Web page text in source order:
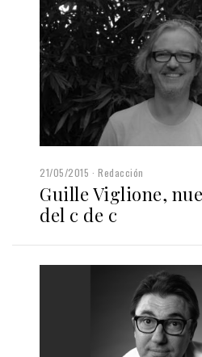
21/05/2015 Redacción
Guille Viglione,
del c de c